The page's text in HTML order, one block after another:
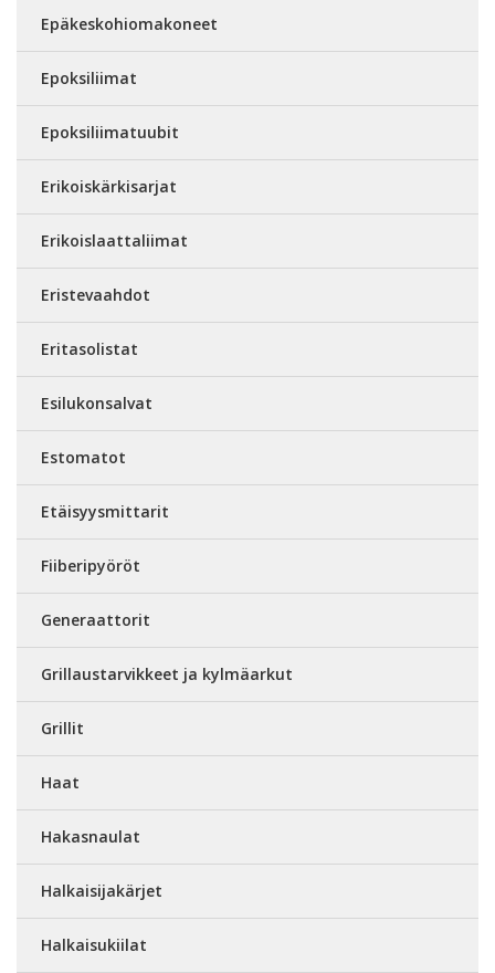
Epäkeskohiomakoneet
Epoksiliimat
Epoksiliimatuubit
Erikoiskärkisarjat
Erikoislaattaliimat
Eristevaahdot
Eritasolistat
Esilukonsalvat
Estomatot
Etäisyysmittarit
Fiiberipyöröt
Generaattorit
Grillaustarvikkeet ja kylmäarkut
Grillit
Haat
Hakasnaulat
Halkaisijakärjet
Halkaisukiilat